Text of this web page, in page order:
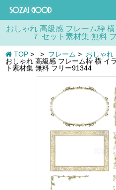
おしゃれ 高級感 フレーム枠
７ セット素材集 無料
TOP > > フレーム > おしゃれ
おしゃれ 高級感 フレーム枠 横 イ
ト素材集 無料 フリー91344